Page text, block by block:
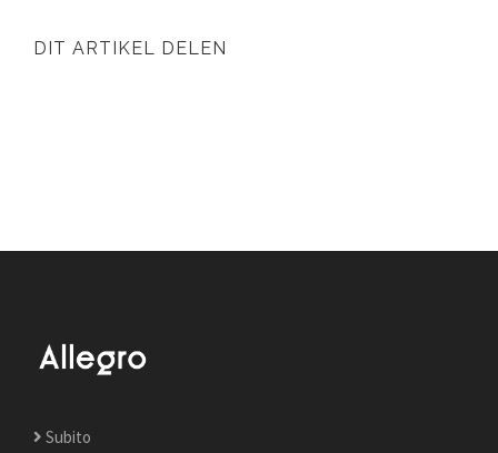
DIT ARTIKEL DELEN
Subito